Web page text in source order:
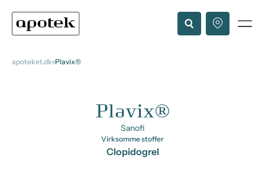
apoteket.dk Plavix®
Plavix®
Sanofi
Virksomme stoffer
Clopidogrel